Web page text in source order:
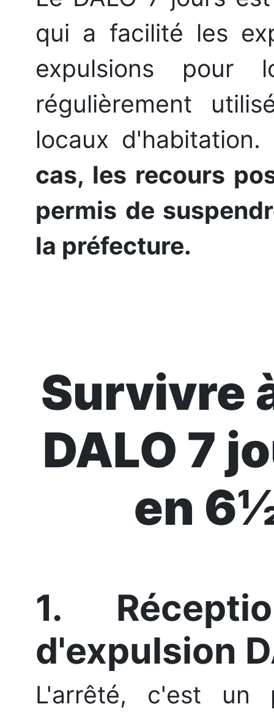
qui a facilité les
expulsions pour
régulièrement
locaux d'habitation.
cas, les recours
permis de
la préfecture.
Survivre
DALO 7
en 6
1.
d'expulsion
L'arrêté, c'est